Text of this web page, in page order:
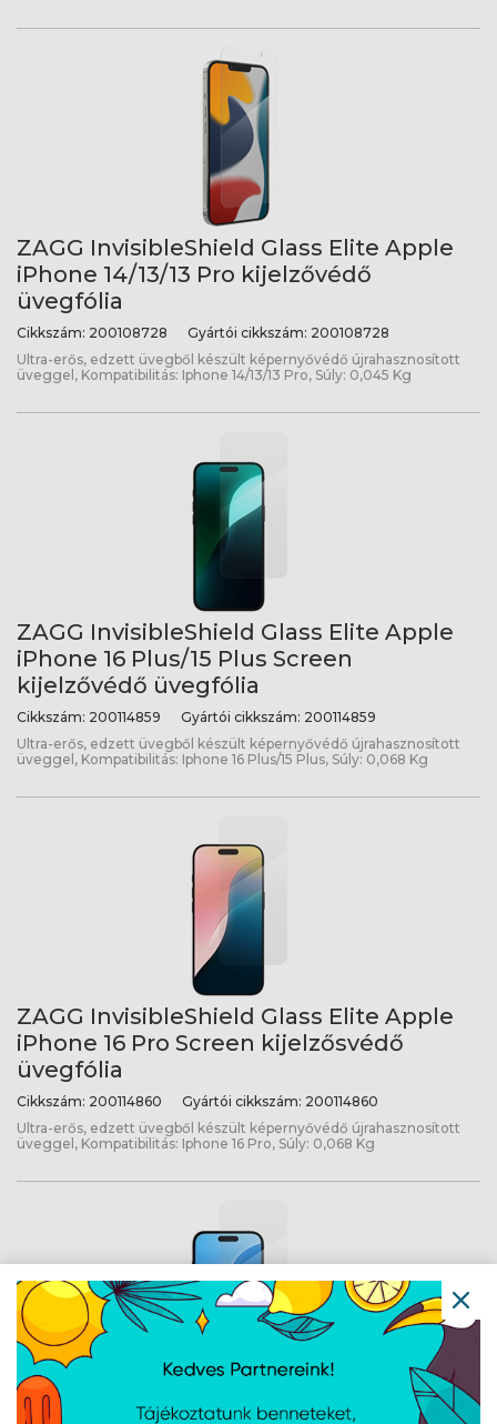
ZAGG InvisibleShield Glass Elite Apple
iPhone 14/13/13 Pro kijelzővédő
üvegfólia
Cikkszám: 200108728 Gyártói cikkszám: 200108728
Ultra-erős, edzett üvegből készült képernyővédő újrahasznosított
üveggel, Kompatibilitás: Iphone 14/13/13 Pro, Súly: 0,045 Kg
ZAGG InvisibleShield Glass Elite Apple
iPhone 16 Plus/15 Plus Screen
kijelzővédő üvegfólia
Cikkszám: 200114859 Gyártói cikkszám: 200114859
Ultra-erős, edzett üvegből készült képernyővédő újrahasznosított
üveggel, Kompatibilitás: Iphone 16 Plus/15 Plus, Súly: 0,068 Kg
ZAGG InvisibleShield Glass Elite Apple
iPhone 16 Pro Screen kijelzősvédő
üvegfólia
Cikkszám: 200114860 Gyártói cikkszám: 200114860
Ultra-erős, edzett üvegből készült képernyővédő újrahasznosított
üveggel, Kompatibilitás: Iphone 16 Pro, Súly: 0,068 Kg
ZAGG InvisibleShield Glass Elite Apple